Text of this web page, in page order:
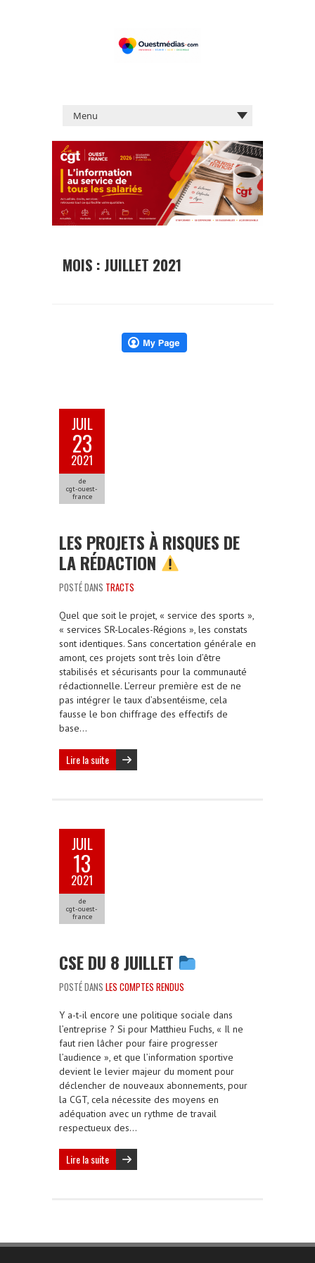
MOIS : JUILLET 2021
JUIL
23
2021
de
cgt-ouest-
france
LES PROJETS À RISQUES DE
LA RÉDACTION
POSTÉ DANS TRACTS
Quel que soit le projet, « service des sports »,
« services SR-Locales-Régions », les constats
sont identiques. Sans concertation générale en
amont, ces projets sont très loin d’être
stabilisés et sécurisants pour la communauté
rédactionnelle. L’erreur première est de ne
pas intégrer le taux d’absentéisme, cela
fausse le bon chiffrage des effectifs de
base…
Lire la suite
JUIL
13
2021
de
cgt-ouest-
france
CSE DU 8 JUILLET
POSTÉ DANS LES COMPTES RENDUS
Y a-t-il encore une politique sociale dans
l’entreprise ? Si pour Matthieu Fuchs, « Il ne
faut rien lâcher pour faire progresser
l’audience », et que l’information sportive
devient le levier majeur du moment pour
déclencher de nouveaux abonnements, pour
la CGT, cela nécessite des moyens en
adéquation avec un rythme de travail
respectueux des…
Lire la suite